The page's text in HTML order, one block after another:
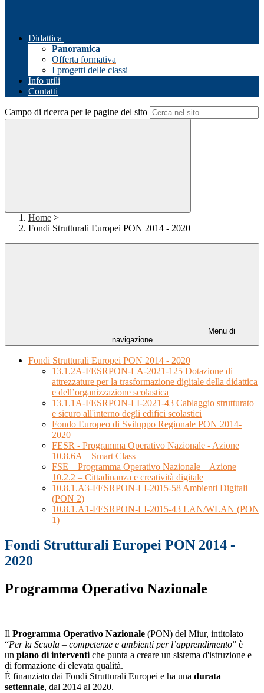
Didattica
Panoramica
Offerta formativa
I progetti delle classi
Info utili
Contatti
Campo di ricerca per le pagine del sito
Home >
Fondi Strutturali Europei PON 2014 - 2020
Menu di
navigazione
Fondi Strutturali Europei PON 2014 - 2020
13.1.2A-FESRPON-LA-2021-125 Dotazione di
attrezzature per la trasformazione digitale della didattica
e dell’organizzazione scolastica
13.1.1A-FESRPON-LI-2021-43 Cablaggio strutturato
e sicuro all'interno degli edifici scolastici
Fondo Europeo di Sviluppo Regionale PON 2014-
2020
FESR - Programma Operativo Nazionale - Azione
10.8.6A – Smart Class
FSE – Programma Operativo Nazionale – Azione
10.2.2 – Cittadinanza e creatività digitale
10.8.1.A3-FESRPON-LI-2015-58 Ambienti Digitali
(PON 2)
10.8.1.A1-FESRPON-LI-2015-43 LAN/WLAN (PON
1)
Fondi Strutturali Europei PON 2014 -
2020
Programma Operativo Nazionale
Il Programma Operativo Nazionale (PON) del Miur, intitolato
“Per la Scuola – competenze e ambienti per l’apprendimento” è
un piano di interventi che punta a creare un sistema d'istruzione e
di formazione di elevata qualità.
È finanziato dai Fondi Strutturali Europei e ha una durata
settennale, dal 2014 al 2020.